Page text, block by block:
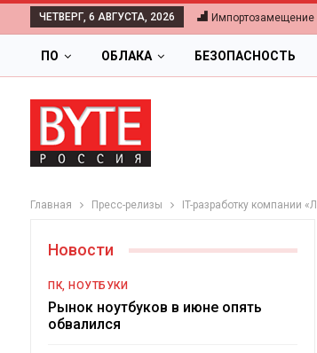
ЧЕТВЕРГ, 6 АВГУСТА, 2026 Импортозамещение
ПО ОБЛАКА БЕЗОПАСНОСТЬ
Главная Пресс-релизы IT-разработку компании
Новости
ПК, НОУТБУКИ
Рынок ноутбуков в июне опять
обвалился